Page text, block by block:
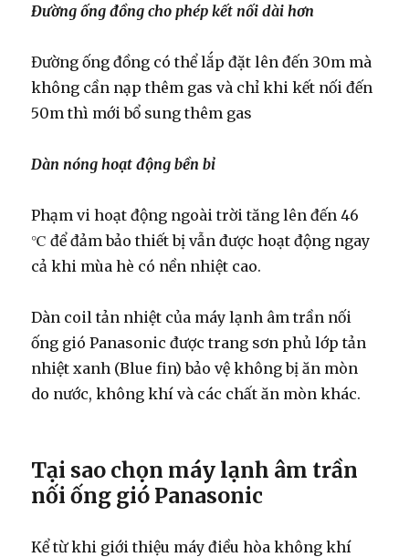
Đường ống đồng cho phép kết nối dài hơn
Đường ống đồng có thể lắp đặt lên đến 30m mà
không cần nạp thêm gas và chỉ khi kết nối đến
50m thì mới bổ sung thêm gas
Dàn nóng hoạt động bền bỉ
Phạm vi hoạt động ngoài trời tăng lên đến 46
℃ để đảm bảo thiết bị vẫn được hoạt động ngay
cả khi mùa hè có nền nhiệt cao.
Dàn coil tản nhiệt của máy lạnh âm trần nối
ống gió Panasonic được trang sơn phủ lớp tản
nhiệt xanh (Blue fin) bảo vệ không bị ăn mòn
do nước, không khí và các chất ăn mòn khác.
Tại sao chọn máy lạnh âm trần
nối ống gió Panasonic
Kể từ khi giới thiệu máy điều hòa không khí